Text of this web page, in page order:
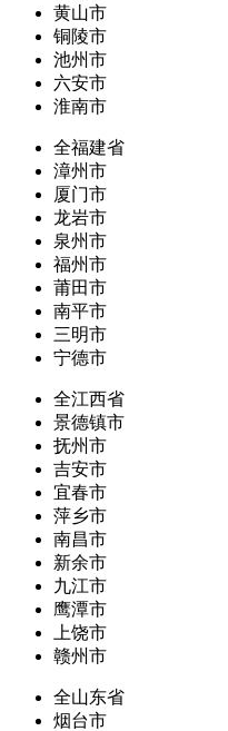
黄山市
铜陵市
池州市
六安市
淮南市
全福建省
漳州市
厦门市
龙岩市
泉州市
福州市
莆田市
南平市
三明市
宁德市
全江西省
景德镇市
抚州市
吉安市
宜春市
萍乡市
南昌市
新余市
九江市
鹰潭市
上饶市
赣州市
全山东省
烟台市